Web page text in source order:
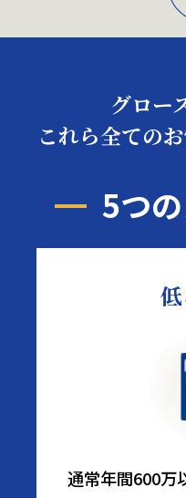
グロー
これら全ての
5つ
通常年間600万